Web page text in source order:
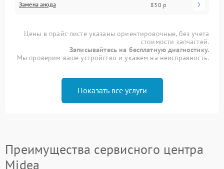
Замена анода 830 р
Цены в прайс-листе указаны ориентировочные, без учета
стоимости запчастей.
Записывайтесь на бесплатную диагностику.
Мы проверим ваше устройство и укажем на неисправность.
Показать все услуги
Преимущества сервисного центра
Midea